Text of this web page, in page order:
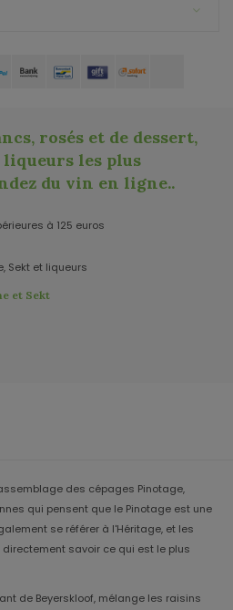
rosés et de dessert,
liqueurs les plus
du vin en ligne..
à 125 euros
Sekt et liqueurs
et Sekt
des cépages Pinotage,
qui pensent que le Pinotage est une
se référer à l'Héritage, et les
savoir ce qui est le plus
de Beyerskloof, mélange les raisins